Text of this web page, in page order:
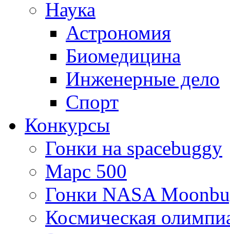
Наука
Астрономия
Биомедицина
Инженерные дело
Спорт
Конкурсы
Гонки на spacebuggy
Марс 500
Гонки NASA
Космическая